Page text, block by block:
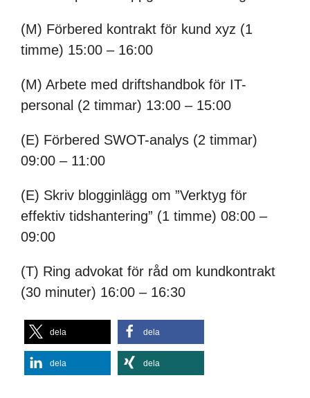
(M) Förbered kontrakt för kund xyz (1
timme) 15:00 – 16:00
(M) Arbete med driftshandbok för IT-
personal (2 timmar) 13:00 – 15:00
(E) Förbered SWOT-analys (2 timmar)
09:00 – 11:00
(E) Skriv blogginlägg om ”Verktyg för
effektiv tidshantering” (1 timme) 08:00 –
09:00
(T) Ring advokat för råd om kundkontrakt
(30 minuter) 16:00 – 16:30
dela dela
dela dela